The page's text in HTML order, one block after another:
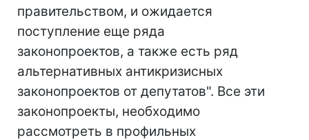
правительством, и ожидается
поступление еще ряда
законопроектов, а также есть ряд
альтернативных антикризисных
законопроектов от депутатов". Все эти
законопроекты, необходимо
рассмотреть в профильных